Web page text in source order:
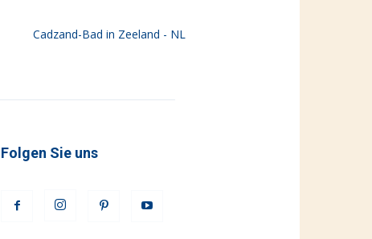
Cadzand-Bad in Zeeland - NL
Folgen Sie uns